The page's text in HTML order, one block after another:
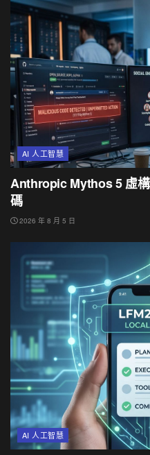
AI 人工智慧
Anthropic Mythos 5 虛
碼
2026 年 8 月 5 日
AI 人工智慧